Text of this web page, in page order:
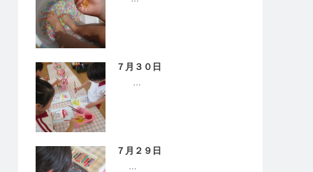
７月３０日
…
７月２９日
…